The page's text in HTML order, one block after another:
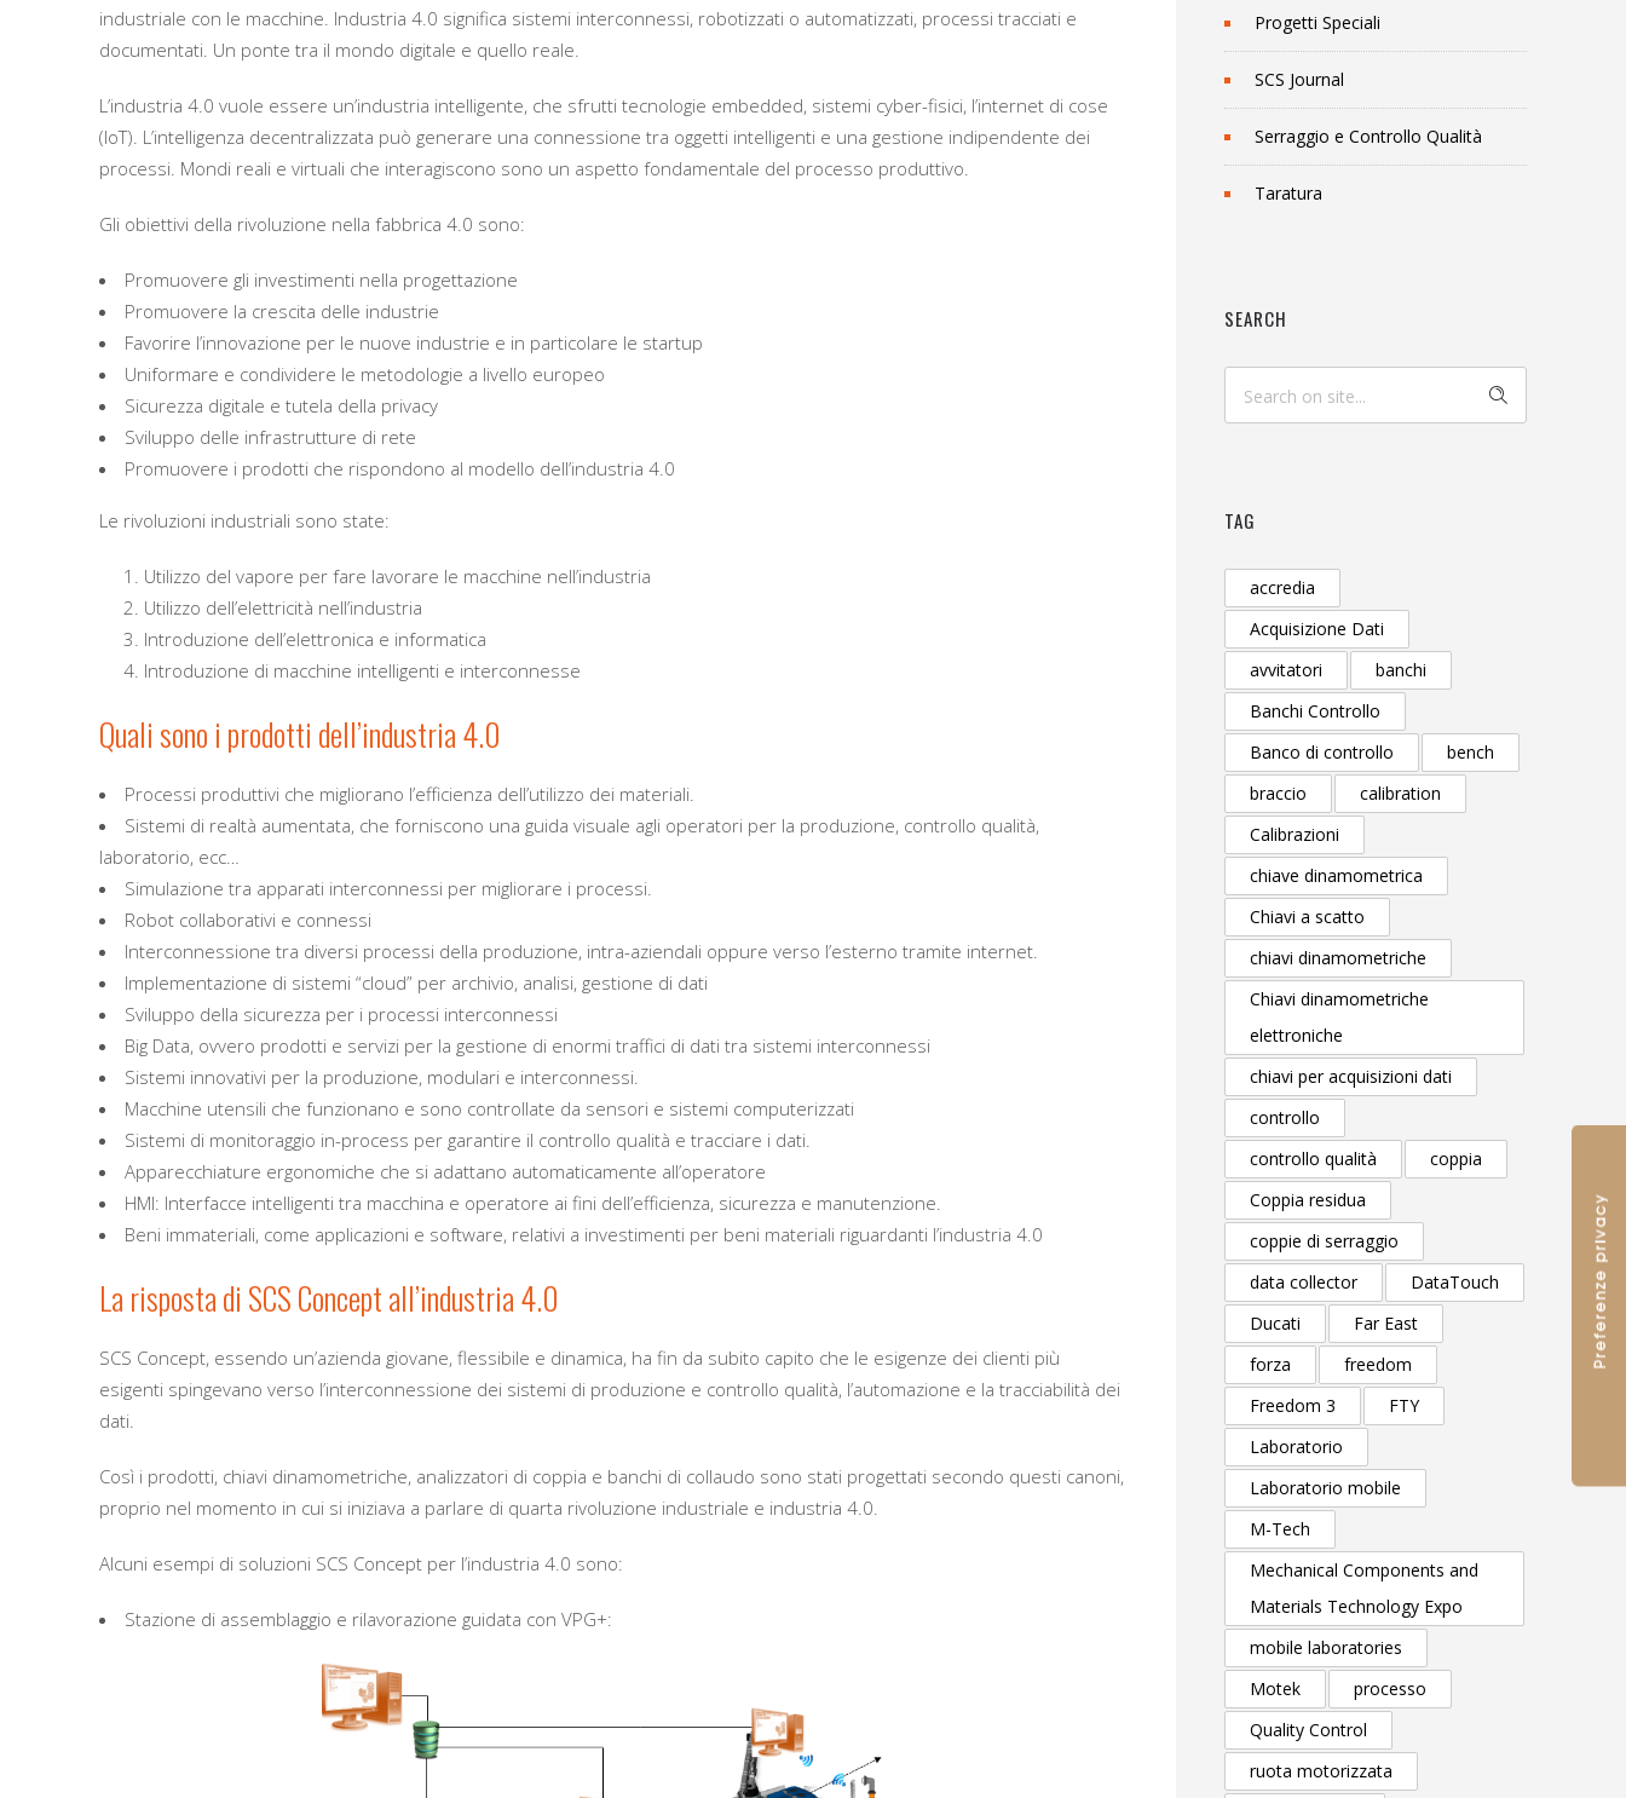
industriale con le macchine. Industria 4.0 significa sistemi interconnessi, robotizzati o automatizzati, processi tracciati e
documentati. Un ponte tra il mondo digitale e quello reale.
L’industria 4.0 vuole essere un’industria intelligente, che sfrutti tecnologie embedded, sistemi cyber-fisici, l’internet di cose
(IoT). L’intelligenza decentralizzata può generare una connessione tra oggetti intelligenti e una gestione indipendente dei
processi. Mondi reali e virtuali che interagiscono sono un aspetto fondamentale del processo produttivo.
Gli obiettivi della rivoluzione nella fabbrica 4.0 sono:
Promuovere gli investimenti nella progettazione
Promuovere la crescita delle industrie
Favorire l’innovazione per le nuove industrie e in particolare le startup
Uniformare e condividere le metodologie a livello europeo
Sicurezza digitale e tutela della privacy
Sviluppo delle infrastrutture di rete
Promuovere i prodotti che rispondono al modello dell’industria 4.0
Le rivoluzioni industriali sono state:
Utilizzo del vapore per fare lavorare le macchine nell’industria
Utilizzo dell’elettricità nell’industria
Introduzione dell’elettronica e informatica
Introduzione di macchine intelligenti e interconnesse
Quali sono i prodotti dell’industria 4.0
Processi produttivi che migliorano l’efficienza dell’utilizzo dei materiali.
Sistemi di realtà aumentata, che forniscono una guida visuale agli operatori per la produzione, controllo qualità,
laboratorio, ecc…
Simulazione tra apparati interconnessi per migliorare i processi.
Robot collaborativi e connessi
Interconnessione tra diversi processi della produzione, intra-aziendali oppure verso l’esterno tramite internet.
Implementazione di sistemi “cloud” per archivio, analisi, gestione di dati
Sviluppo della sicurezza per i processi interconnessi
Big Data, ovvero prodotti e servizi per la gestione di enormi traffici di dati tra sistemi interconnessi
Sistemi innovativi per la produzione, modulari e interconnessi.
Macchine utensili che funzionano e sono controllate da sensori e sistemi computerizzati
Sistemi di monitoraggio in-process per garantire il controllo qualità e tracciare i dati.
Apparecchiature ergonomiche che si adattano automaticamente all’operatore
HMI: Interfacce intelligenti tra macchina e operatore ai fini dell’efficienza, sicurezza e manutenzione.
Beni immateriali, come applicazioni e software, relativi a investimenti per beni materiali riguardanti l’industria 4.0
La risposta di SCS Concept all’industria 4.0
SCS Concept, essendo un’azienda giovane, flessibile e dinamica, ha fin da subito capito che le esigenze dei clienti più
esigenti spingevano verso l’interconnessione dei sistemi di produzione e controllo qualità, l’automazione e la tracciabilità dei
dati.
Così i prodotti, chiavi dinamometriche, analizzatori di coppia e banchi di collaudo sono stati progettati secondo questi canoni,
proprio nel momento in cui si iniziava a parlare di quarta rivoluzione industriale e industria 4.0.
Alcuni esempi di soluzioni SCS Concept per l’industria 4.0 sono:
Stazione di assemblaggio e rilavorazione guidata con VPG+:
Progetti Speciali
SCS Journal
Serraggio e Controllo Qualità
Taratura
SEARCH
TAG
accredia
Acquisizione Dati
avvitatori
banchi
Banchi Controllo
Banco di controllo
bench
braccio
calibration
Calibrazioni
chiave dinamometrica
Chiavi a scatto
chiavi dinamometriche
Chiavi dinamometriche
elettroniche
chiavi per acquisizioni dati
controllo
controllo qualità
coppia
Coppia residua
coppie di serraggio
data collector
DataTouch
Ducati
Far East
forza
freedom
Freedom 3
FTY
Laboratorio
Laboratorio mobile
M-Tech
Mechanical Components and
Materials Technology Expo
mobile laboratories
Motek
processo
Quality Control
ruota motorizzata